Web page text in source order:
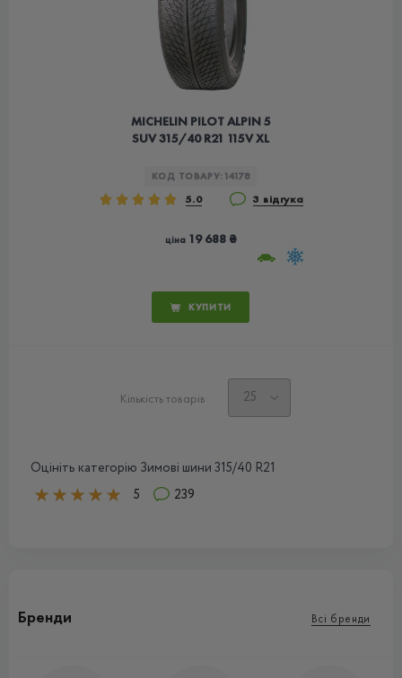
MICHELIN PILOT ALPIN 5
SUV 315/40 R21 115V XL
КОД ТОВАРУ: 14178
5.0 3 відгука
ціна19 688 ₴
КУПИТИ
Кількість товарів
Оцініть категорію Зимові шини 315/40 R21
5
239
Бренди Всі бренди